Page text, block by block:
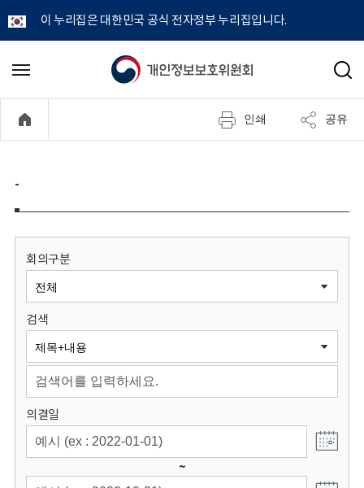
이 누리집은 대한민국 공식 전자정부 누리집입니다.
개
정
보
원
회
메
기
검
인쇄 공유
-
회의구분
검색
의결일
~